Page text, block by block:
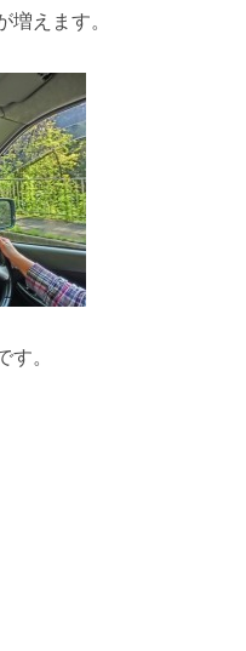
増えます。
す。